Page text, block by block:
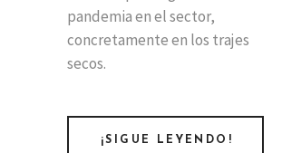
pandemia en el sector,
concretamente en los trajes
secos.
¡SIGUE LEYENDO!